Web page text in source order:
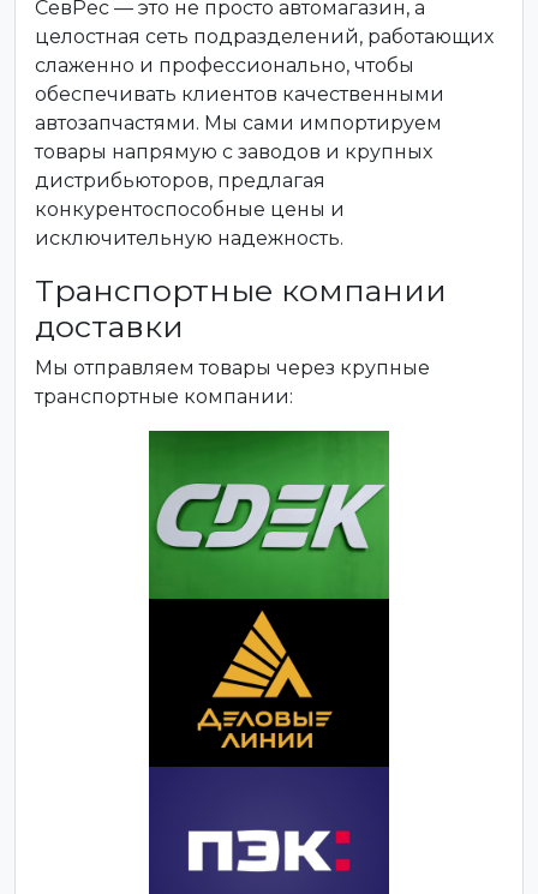
СевРес — это не просто автомагазин, а
целостная сеть подразделений, работающих
слаженно и профессионально, чтобы
обеспечивать клиентов качественными
автозапчастями. Мы сами импортируем
товары напрямую с заводов и крупных
дистрибьюторов, предлагая
конкурентоспособные цены и
исключительную надежность.
Транспортные компании
доставки
Мы отправляем товары через крупные
транспортные компании: